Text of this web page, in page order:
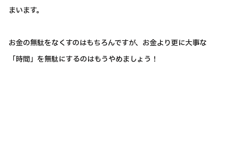
まいます。
お金の無駄をなくすのはもちろんですが、お金より更に大事な
「時間」を無駄にするのはもうやめましょう！